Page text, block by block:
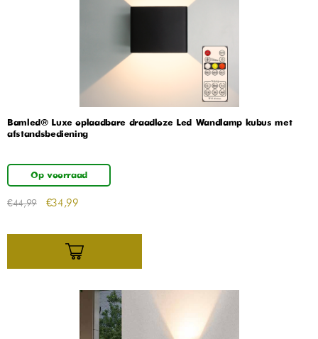
Bamled® Luxe oplaadbare draadloze Led Wandlamp kubus met
afstandsbediening
Op voorraad
€44,99 €34,99